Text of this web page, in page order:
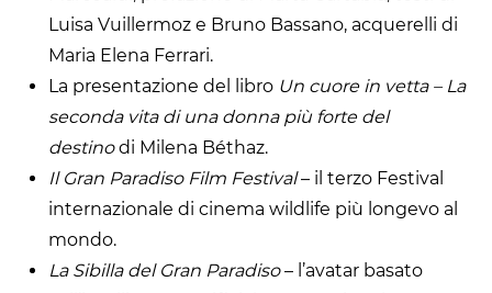
Luisa Vuillermoz e Bruno Bassano, acquerelli di
Maria Elena Ferrari.
La presentazione del libro Un cuore in vetta – La
seconda vita di una donna più forte del
destinodi Milena Béthaz.
Il Gran Paradiso Film Festival– il terzo Festival
internazionale di cinema wildlife più longevo al
mondo.
La Sibilla del Gran Paradiso– l’avatar basato